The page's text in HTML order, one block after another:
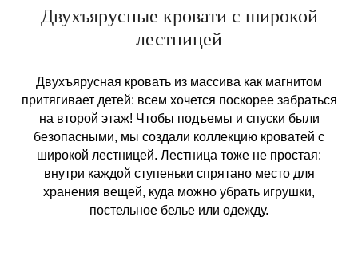
Двухъярусные кровати с широкой
лестницей
Двухъярусная кровать из массива как магнитом
притягивает детей: всем хочется поскорее забраться
на второй этаж! Чтобы подъемы и спуски были
безопасными, мы создали коллекцию кроватей с
широкой лестницей. Лестница тоже не простая:
внутри каждой ступеньки спрятано место для
хранения вещей, куда можно убрать игрушки,
постельное белье или одежду.